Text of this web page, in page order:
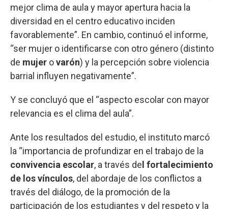
mejor clima de aula y mayor apertura hacia la
diversidad en el centro educativo inciden
favorablemente”. En cambio, continuó el informe,
“ser mujer o identificarse con otro género (distinto
de mujer ovarón) y la percepción sobre violencia
barrial influyen negativamente”.
Y se concluyó que el “aspecto escolar con mayor
relevancia es el clima del aula”.
Ante los resultados del estudio, el instituto marcó
la “importancia de profundizar en el trabajo de la
convivencia escolar, a través de l fortalecimiento
de los vínculos, del abordaje de los conflictos a
través del diálogo, de la promoción de la
participación de los estudiantes y del respeto y la